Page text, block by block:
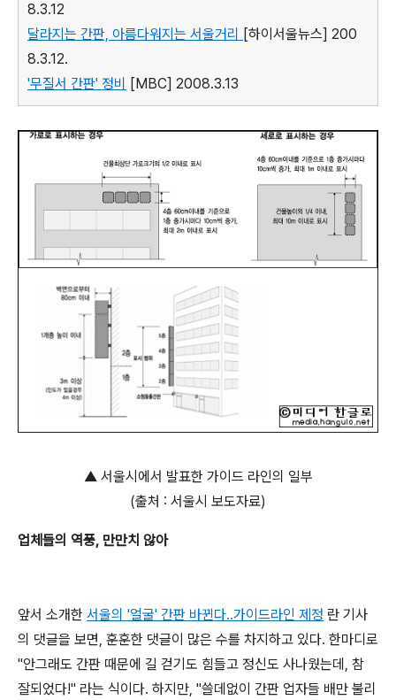
8.3.12
달라지는 간판, 아름다워지는 서울거리
[하이서울뉴스] 200
8.3.12.
'무질서 간판' 정비
[MBC] 2008.3.13
▲ 서울시에서 발표한 가이드 라인의 일부
(출처 : 서울시 보도자료)
업체들의 역풍, 만만치 않아
앞서 소개한 서울의 '얼굴' 간판 바뀐다..가이드라인 제정 란 기사
의 댓글을 보면, 훈훈한 댓글이 많은 수를 차지하고 있다. 한마디로
"안그래도 간판 때문에 길 걷기도 힘들고 정신도 사나웠는데, 참
잘되었다!" 라는 식이다. 하지만, "쓸데없이 간판 업자들 배만 불리